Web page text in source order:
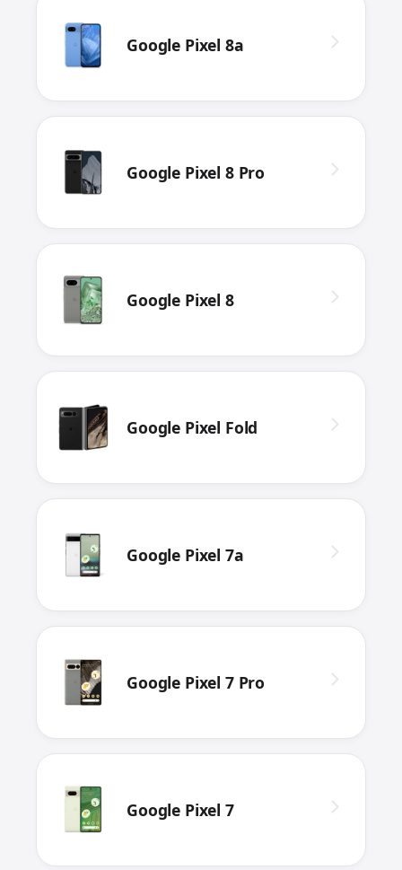
Google Pixel 8a
Google Pixel 8 Pro
Google Pixel 8
Google Pixel Fold
Google Pixel 7a
Google Pixel 7 Pro
Google Pixel 7